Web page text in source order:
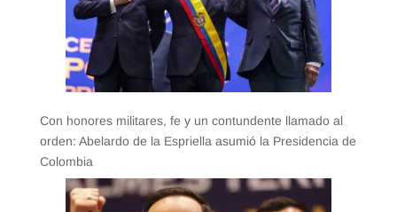
Con honores militares, fe y un contundente llamado al
orden: Abelardo de la Espriella asumió la Presidencia de
Colombia